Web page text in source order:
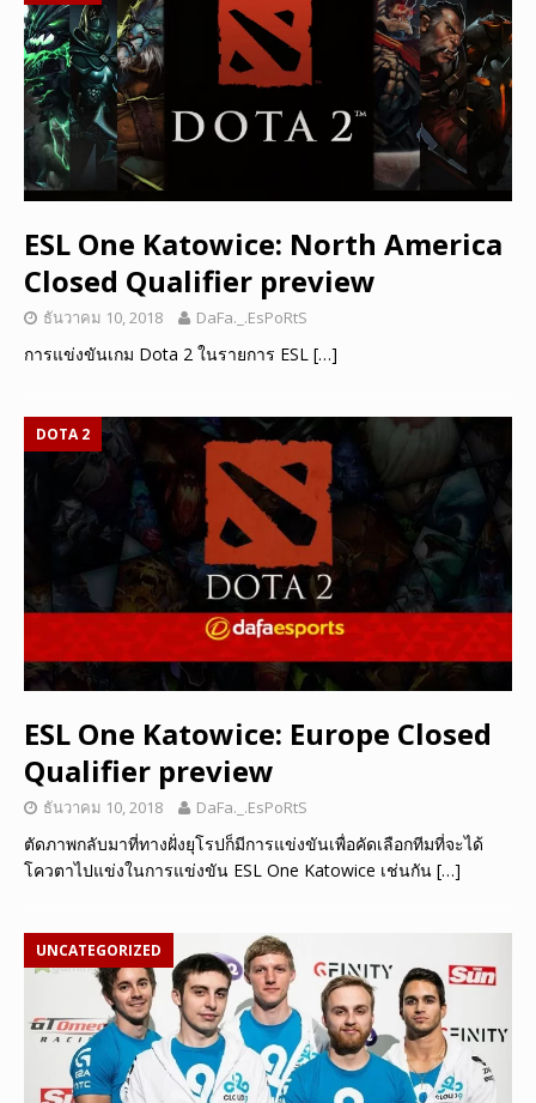
ESL One Katowice: North America
Closed Qualifier preview
ธันวาคม 10, 2018 DaFa._.EsPoRtS
การแข่งขันเกม Dota 2 ในรายการ ESL […]
DOTA 2
ESL One Katowice: Europe Closed
Qualifier preview
ธันวาคม 10, 2018 DaFa._.EsPoRtS
ตัดภาพกลับมาที่ทางฝั่งยุโรปก็มีการแข่งขันเพื่อคัดเลือกทีมที่จะได้
โควตาไปแข่งในการแข่งขัน ESL One Katowice เช่นกัน […]
UNCATEGORIZED